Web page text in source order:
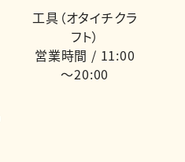
工具（オタイチクラ
フト）
営業時間 / 11:00
～20:00